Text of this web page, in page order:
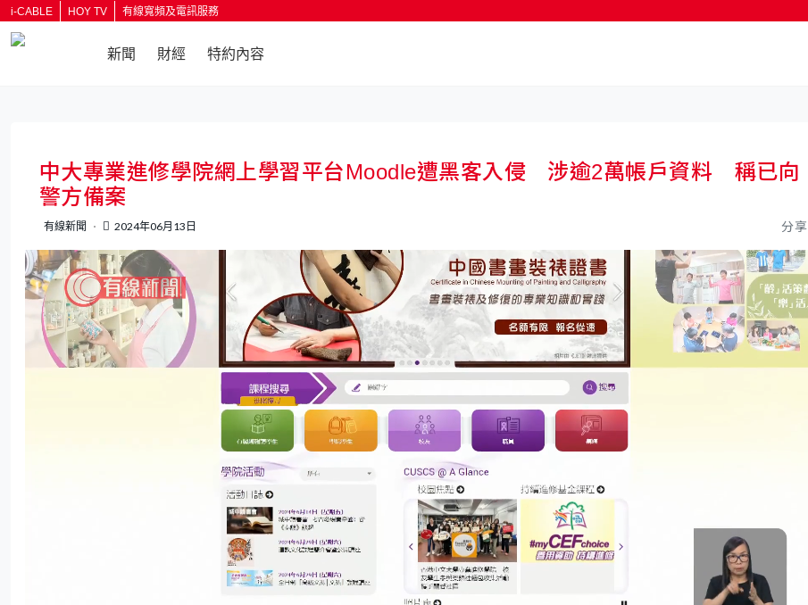
i-CABLE HOY TV 有線寬頻及電訊服務
新聞 財經 特約內容
中大專業進修學院網上學習平台Moodle遭黑客入侵 涉逾2萬帳戶資料 稱已向
警方備案
有線新聞 2024年06月13日 分享